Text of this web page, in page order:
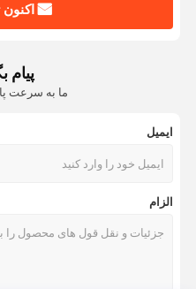
پیام
ما به سرعت
ایمیل
الزام